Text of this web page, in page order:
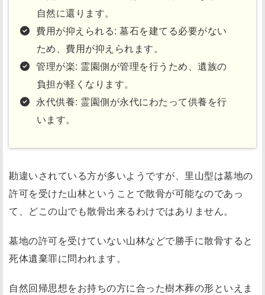
自然に還ります。
費用が抑えられる: 墓石を建てる必要がない
ため、費用が抑えられます。
管理が楽: 霊園側が管理を行うため、遺族の
負担が軽くなります。
永代供養: 霊園側が永代にわたって供養を行
います。
勘違いされている方が多いようですが、里山型は墓地の
許可を受けた山林ということで散骨が可能なのであっ
て、どこの山でも散骨出来るわけではありません。
墓地の許可を受けていない山林などで勝手に散骨すると
死体遺棄罪に問われます。
自然回帰思想をお持ちの方に合った樹木葬の形といえま